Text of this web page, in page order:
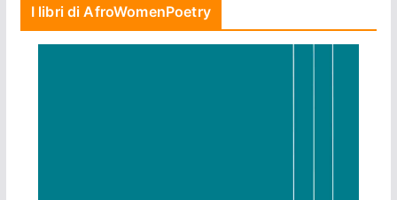
I libri di AfroWomenPoetry